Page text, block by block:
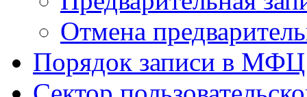
Отмена
Порядок записи в МФЦ